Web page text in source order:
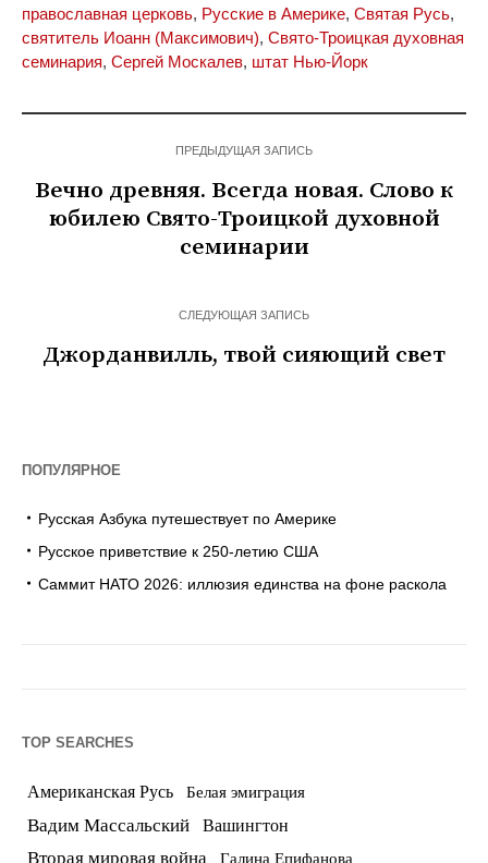
православная церковь, Русские в Америке, Святая Русь,
святитель Иоанн (Максимович), Свято-Троицкая духовная
семинария, Сергей Москалев, штат Нью-Йорк
ПРЕДЫДУЩАЯ ЗАПИСЬ
Вечно древняя. Всегда новая. Слово к
юбилею Свято-Троицкой духовной
семинарии
СЛЕДУЮЩАЯ ЗАПИСЬ
Джорданвилль, твой сияющий свет
ПОПУЛЯРНОЕ
Русская Азбука путешествует по Америке
Русское приветствие к 250-летию США
Саммит НАТО 2026: иллюзия единства на фоне раскола
TOP SEARCHES
Американская Русь Белая эмиграция
Вадим Массальский Вашингтон
Вторая мировая война Галина Епифанова